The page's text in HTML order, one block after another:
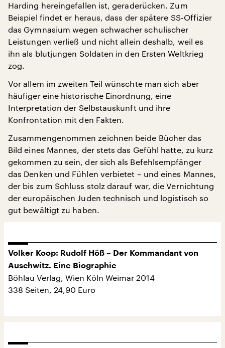
Harding hereingefallen ist, geraderücken. Zum
Beispiel findet er heraus, dass der spätere SS-Offizier
das Gymnasium wegen schwacher schulischer
Leistungen verließ und nicht allein deshalb, weil es
ihn als blutjungen Soldaten in den Ersten Weltkrieg
zog.
Vor allem im zweiten Teil wünschte man sich aber
häufiger eine historische Einordnung, eine
Interpretation der Selbstauskunft und ihre
Konfrontation mit den Fakten.
Zusammengenommen zeichnen beide Bücher das
Bild eines Mannes, der stets das Gefühl hatte, zu kurz
gekommen zu sein, der sich als Befehlsempfänger
das Denken und Fühlen verbietet – und eines Mannes,
der bis zum Schluss stolz darauf war, die Vernichtung
der europäischen Juden technisch und logistisch so
gut bewältigt zu haben.
Volker Koop: Rudolf Höß – Der Kommandant von
Auschwitz. Eine Biographie
Böhlau Verlag, Wien Köln Weimar 2014
338 Seiten, 24,90 Euro